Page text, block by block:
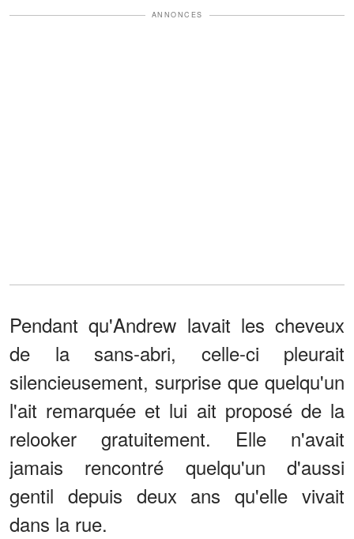
ANNONCES
Pendant qu'Andrew lavait les cheveux
de la sans-abri, celle-ci pleurait
silencieusement, surprise que quelqu'un
l'ait remarquée et lui ait proposé de la
relooker gratuitement. Elle n'avait
jamais rencontré quelqu'un d'aussi
gentil depuis deux ans qu'elle vivait
dans la rue.